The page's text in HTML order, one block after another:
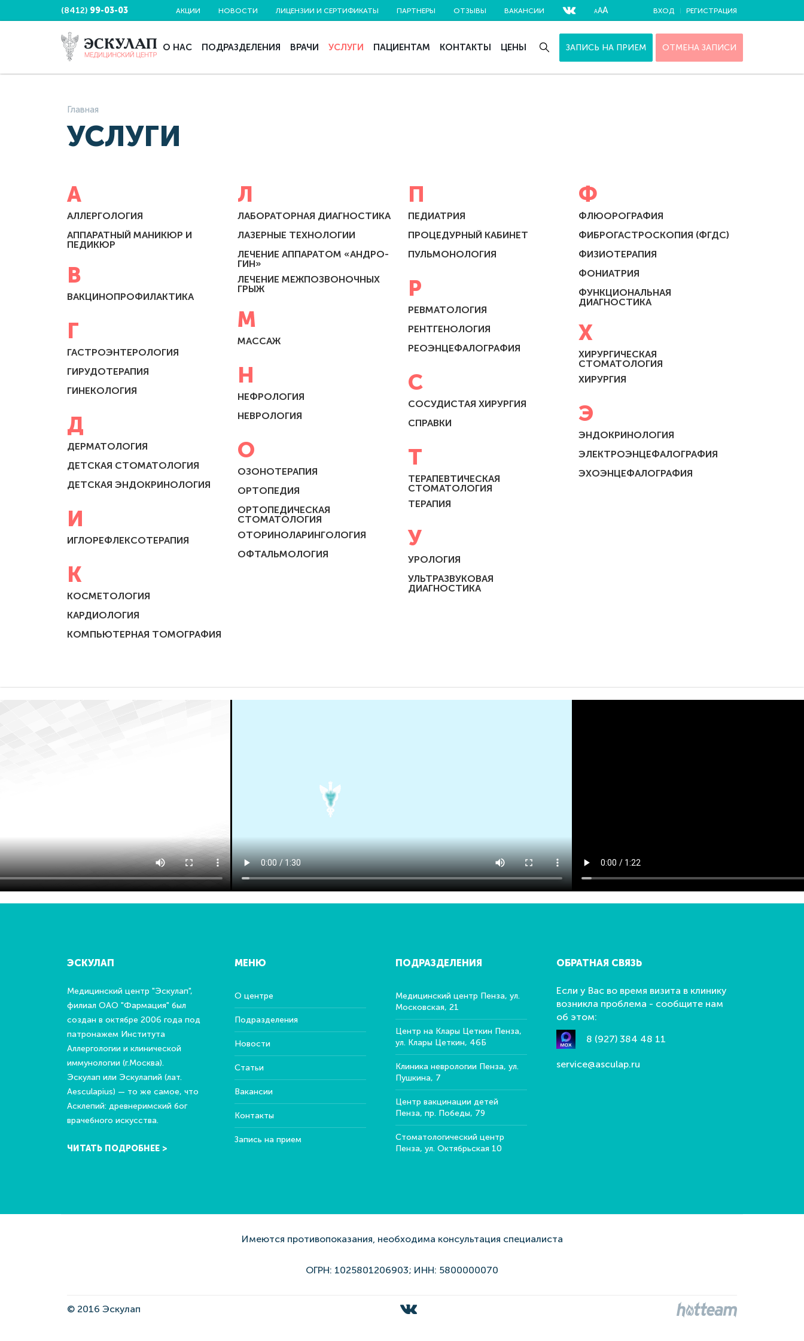
О НАС ПОДРАЗДЕЛЕНИЯ ВРАЧИ УСЛУГИ ПАЦИЕНТАМ КОНТАКТЫ ЦЕНЫ ЗАПИСЬ НА ПРИЕМ ОТМЕНА ЗАПИСИ
ВХОД РЕГИСТРАЦИЯ
АКЦИИ НОВОСТИ ЛИЦЕНЗИИ И СЕРТИФИКАТЫ ПАРТНЕРЫ ОТЗЫВЫ ВАКАНСИИ ААА
(8412) 99-03-03
Главная
УСЛУГИ
А
АЛЛЕРГОЛОГИЯ
АППАРАТНЫЙ МАНИКЮР И
ПЕДИКЮР
В
ВАКЦИНОПРОФИЛАКТИКА
Г
ГАСТРОЭНТЕРОЛОГИЯ
ГИРУДОТЕРАПИЯ
ГИНЕКОЛОГИЯ
Д
ДЕРМАТОЛОГИЯ
ДЕТСКАЯ СТОМАТОЛОГИЯ
ДЕТСКАЯ ЭНДОКРИНОЛОГИЯ
И
ИГЛОРЕФЛЕКСОТЕРАПИЯ
К
КОСМЕТОЛОГИЯ
КАРДИОЛОГИЯ
КОМПЬЮТЕРНАЯ ТОМОГРАФИЯ
Л
ЛАБОРАТОРНАЯ ДИАГНОСТИКА
ЛАЗЕРНЫЕ ТЕХНОЛОГИИ
ЛЕЧЕНИЕ АППАРАТОМ «АНДРО-
ГИН»
ЛЕЧЕНИЕ МЕЖПОЗВОНОЧНЫХ
ГРЫЖ
М
МАССАЖ
Н
НЕФРОЛОГИЯ
НЕВРОЛОГИЯ
О
ОЗОНОТЕРАПИЯ
ОРТОПЕДИЯ
ОРТОПЕДИЧЕСКАЯ
СТОМАТОЛОГИЯ
ОТОРИНОЛАРИНГОЛОГИЯ
ОФТАЛЬМОЛОГИЯ
П
ПЕДИАТРИЯ
ПРОЦЕДУРНЫЙ КАБИНЕТ
ПУЛЬМОНОЛОГИЯ
Р
РЕВМАТОЛОГИЯ
РЕНТГЕНОЛОГИЯ
РЕОЭНЦЕФАЛОГРАФИЯ
С
СОСУДИСТАЯ ХИРУРГИЯ
СПРАВКИ
Т
ТЕРАПЕВТИЧЕСКАЯ
СТОМАТОЛОГИЯ
ТЕРАПИЯ
У
УРОЛОГИЯ
УЛЬТРАЗВУКОВАЯ
ДИАГНОСТИКА
Ф
ФЛЮОРОГРАФИЯ
ФИБРОГАСТРОСКОПИЯ (ФГДС)
ФИЗИОТЕРАПИЯ
ФОНИАТРИЯ
ФУНКЦИОНАЛЬНАЯ
ДИАГНОСТИКА
Х
ХИРУРГИЧЕСКАЯ
СТОМАТОЛОГИЯ
ХИРУРГИЯ
Э
ЭНДОКРИНОЛОГИЯ
ЭЛЕКТРОЭНЦЕФАЛОГРАФИЯ
ЭХОЭНЦЕФАЛОГРАФИЯ
ЭСКУЛАП
Медицинский центр "Эскулап",
филиал ОАО "Фармация" был
создан в октябре 2006 года под
патронажем Института
Аллергологии и клинической
иммунологии (г.Москва).
Эскулап или Эскулапий (лат.
Aesculapius) — то же самое, что
Асклепий: древнеримский бог
врачебного искусства.
ЧИТАТЬ ПОДРОБНЕЕ >
МЕНЮ
О центре
Подразделения
Новости
Статьи
Вакансии
Контакты
Запись на прием
ПОДРАЗДЕЛЕНИЯ
Медицинский центр Пенза, ул.
Московская, 21
Центр на Клары Цеткин Пенза,
ул. Клары Цеткин, 46Б
Клиника неврологии Пенза, ул.
Пушкина, 7
Центр вакцинации детей
Пенза, пр. Победы, 79
Стоматологический центр
Пенза, ул. Октябрьская 10
ОБРАТНАЯ СВЯЗЬ
Если у Вас во время визита в клинику
возникла проблема - сообщите нам
об этом:
8 (927) 384 48 11
service@asculap.ru
Имеются противопоказания, необходима консультация специалиста
ОГРН: 1025801206903; ИНН: 5800000070
© 2016 Эскулап